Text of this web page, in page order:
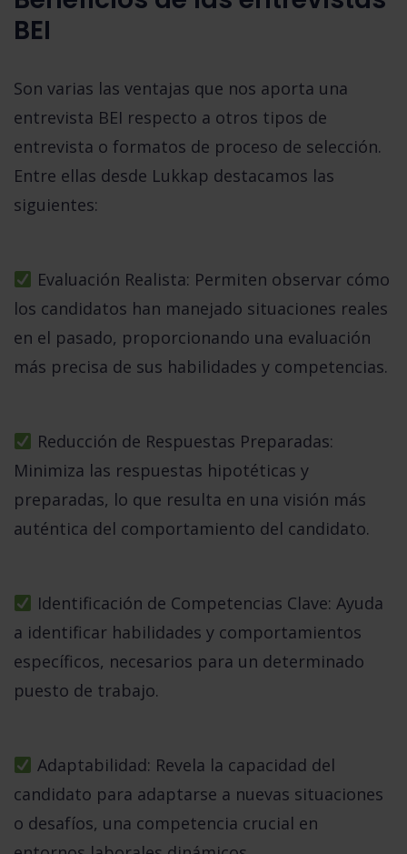
BEI
Son varias las ventajas que nos aporta una
entrevista BEI respecto a otros tipos de
entrevista o formatos de proceso de selección.
Entre ellas desde Lukkap destacamos las
siguientes:
Evaluación Realista: Permiten observar cómo
los candidatos han manejado situaciones reales
en el pasado, proporcionando una evaluación
más precisa de sus habilidades y competencias.
Reducción de Respuestas Preparadas:
Minimiza las respuestas hipotéticas y
preparadas, lo que resulta en una visión más
auténtica del comportamiento del candidato.
Identificación de Competencias Clave: Ayuda
a identificar habilidades y comportamientos
específicos, necesarios para un determinado
puesto de trabajo.
Adaptabilidad: Revela la capacidad del
candidato para adaptarse a nuevas situaciones
o desafíos, una competencia crucial en